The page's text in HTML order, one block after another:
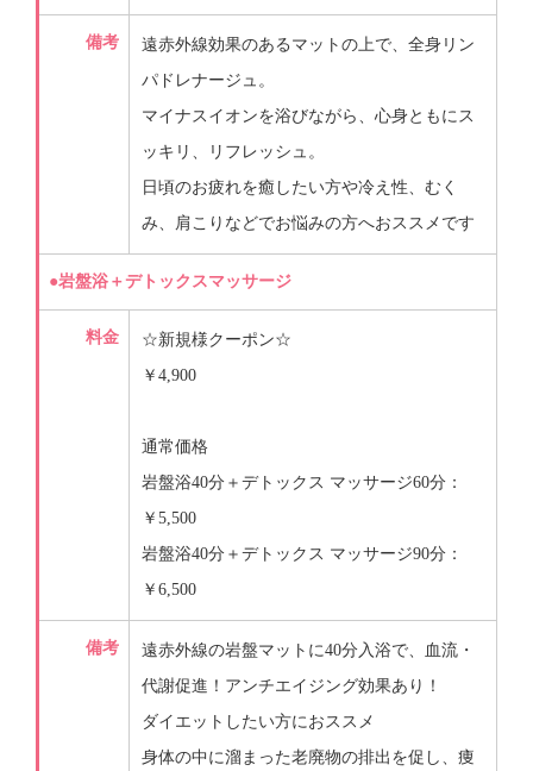
備考
遠赤外線効果のあるマットの上で、全身リン
パドレナージュ。
マイナスイオンを浴びながら、心身ともにス
ッキリ、リフレッシュ。
日頃のお疲れを癒したい方や冷え性、むく
み、肩こりなどでお悩みの方へおススメです
●岩盤浴＋デトックスマッサージ
料金
☆新規様クーポン☆
￥4,900
通常価格
岩盤浴40分＋デトックス マッサージ60分：
￥5,500
岩盤浴40分＋デトックス マッサージ90分：
￥6,500
備考
遠赤外線の岩盤マットに40分入浴で、血流・
代謝促進！アンチエイジング効果あり！
ダイエットしたい方におススメ
身体の中に溜まった老廃物の排出を促し、痩